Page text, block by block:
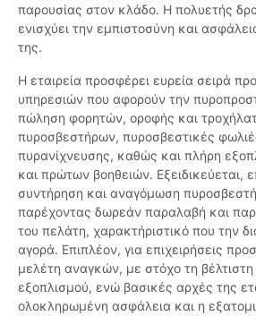
παρουσίας στον κλάδο. Η πολυετής
ενισχύει την εμπιστοσύνη και
της.
Η εταιρεία προσφέρει ευρεία σειρά
υπηρεσιών που αφορούν την
πώληση φορητών, οροφής και
πυροσβεστήρων, πυροσβεστικές
πυρανίχνευσης, καθώς και πλήρη
και πρώτων βοηθειών. Εξειδικεύεται,
συντήρηση και αναγόμωση
παρέχοντας δωρεάν παραλαβή και
του πελάτη, χαρακτήριστικό που την
αγορά. Επιπλέον, για επιχειρήσεις
μελέτη αναγκών, με στόχο τη βέλτιστη
εξοπλισμού, ενώ βασικές αρχές της
ολοκληρωμένη ασφάλεια και η